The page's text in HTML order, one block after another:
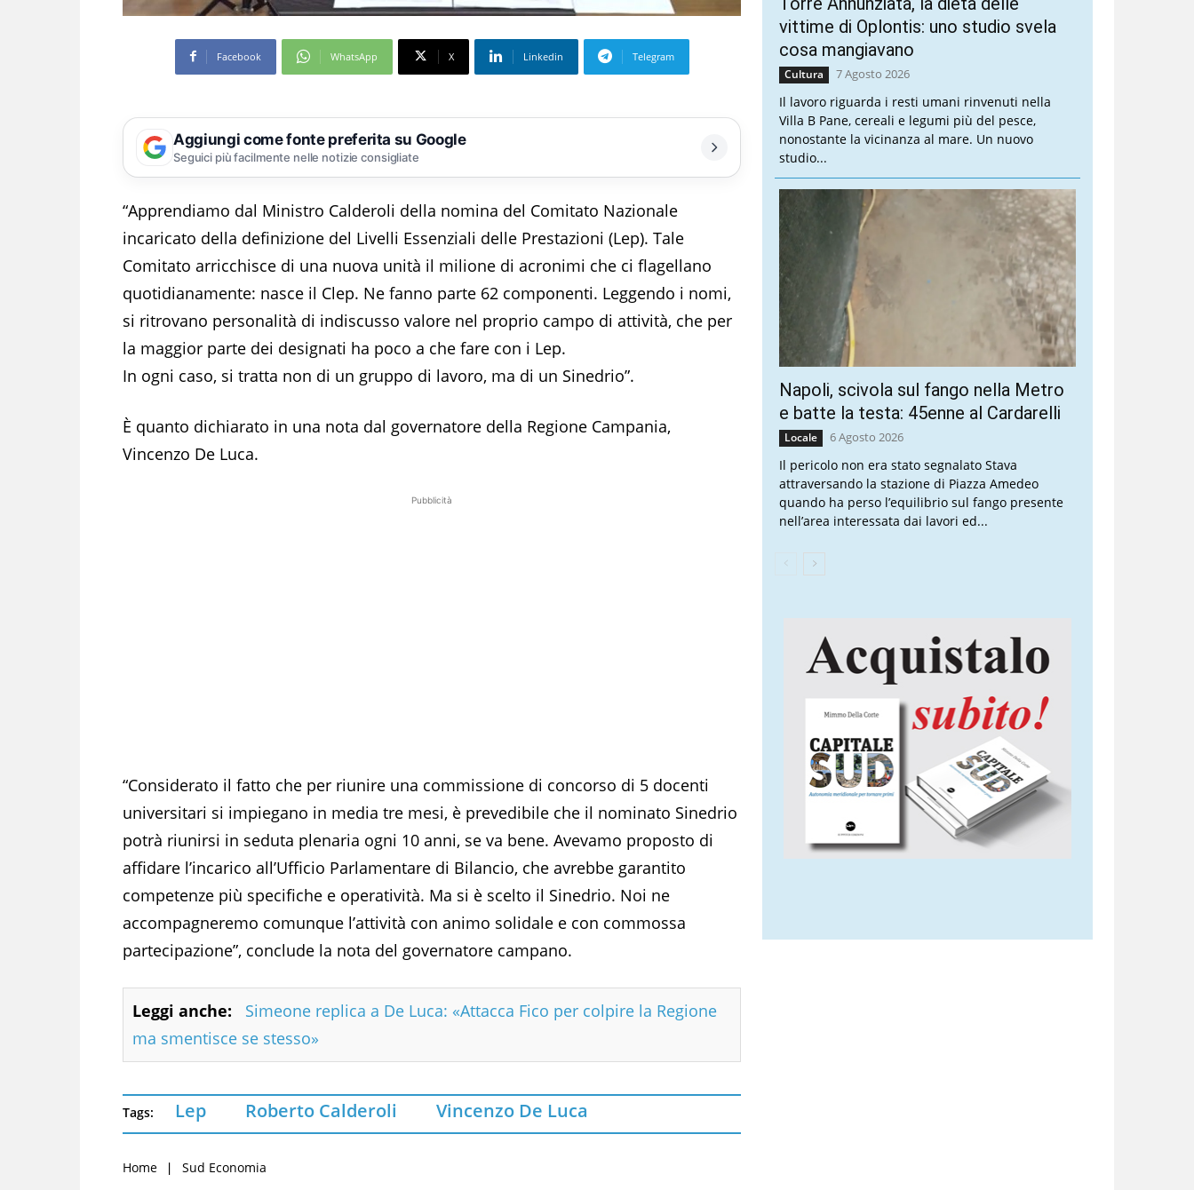
Facebook WhatsApp X Linkedin Telegram
Aggiungi come fonte preferita su Google
Seguici più facilmente nelle notizie consigliate
“Apprendiamo dal Ministro Calderoli della nomina del Comitato Nazionale
incaricato della definizione del Livelli Essenziali delle Prestazioni (Lep). Tale
Comitato arricchisce di una nuova unità il milione di acronimi che ci flagellano
quotidianamente: nasce il Clep. Ne fanno parte 62 componenti. Leggendo i nomi,
si ritrovano personalità di indiscusso valore nel proprio campo di attività, che per
la maggior parte dei designati ha poco a che fare con i Lep.
In ogni caso, si tratta non di un gruppo di lavoro, ma di un Sinedrio”.
È quanto dichiarato in una nota dal governatore della Regione Campania,
Vincenzo De Luca.
Pubblicità
“Considerato il fatto che per riunire una commissione di concorso di 5 docenti
universitari si impiegano in media tre mesi, è prevedibile che il nominato Sinedrio
potrà riunirsi in seduta plenaria ogni 10 anni, se va bene. Avevamo proposto di
affidare l’incarico all’Ufficio Parlamentare di Bilancio, che avrebbe garantito
competenze più specifiche e operatività. Ma si è scelto il Sinedrio. Noi ne
accompagneremo comunque l’attività con animo solidale e con commossa
partecipazione”, conclude la nota del governatore campano.
Leggi anche:
Simeone replica a De Luca: «Attacca Fico per colpire la Regione
ma smentisce se stesso»
Tags: Lep Roberto Calderoli Vincenzo De Luca
Home Sud Economia
vittime di Oplontis: uno studio svela
cosa mangiavano
Cultura 7 Agosto 2026
Il lavoro riguarda i resti umani rinvenuti nella
Villa B Pane, cereali e legumi più del pesce,
nonostante la vicinanza al mare. Un nuovo
studio...
Napoli, scivola sul fango nella Metro
e batte la testa: 45enne al Cardarelli
Locale 6 Agosto 2026
Il pericolo non era stato segnalato Stava
attraversando la stazione di Piazza Amedeo
quando ha perso l’equilibrio sul fango presente
nell’area interessata dai lavori ed...